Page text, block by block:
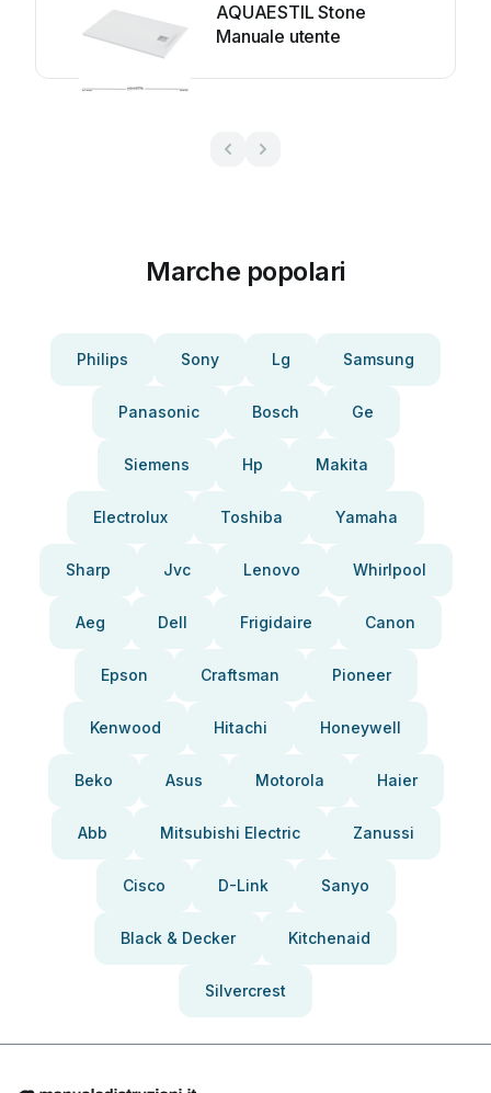
AQUAESTIL Stone
Manuale utente
Marche popolari
Philips Sony Lg Samsung
Panasonic Bosch Ge
Siemens Hp Makita
Electrolux Toshiba Yamaha
Sharp Jvc Lenovo Whirlpool
Aeg Dell Frigidaire Canon
Epson Craftsman Pioneer
Kenwood Hitachi Honeywell
Beko Asus Motorola Haier
Abb Mitsubishi Electric Zanussi
Cisco D-Link Sanyo
Black & Decker Kitchenaid
Silvercrest